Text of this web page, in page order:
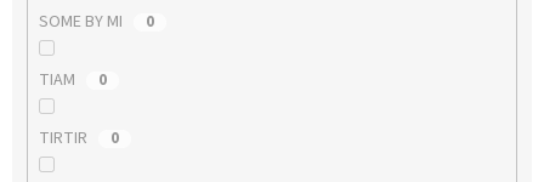
SOME BY MI 0
TIAM 0
TIRTIR 0